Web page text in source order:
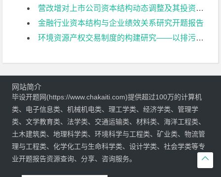
营改增对上市公司资本结构动态调整及其投资效率影响研究开题报告
金融行业资本结构与企业绩效关系研究开题报告
环境资源产权交易制度的构建研究——以排污权交易为例开题报告

网站简介
毕设开题网(https://www.chakaiti.com)提供超过100万的计算机
类、电子信息类、机械机电类、理工学类、经济学类、管理学
类、文学教育类、法学类、交通运输类、材料类、海洋工程类、
土木建筑类、地理科学类、环境科学与工程类、矿业类、物流管
理与工程类、化学化工与生命科学类、设计学类、社会学类等专
业开题报告资源查询、分享、咨询服务。